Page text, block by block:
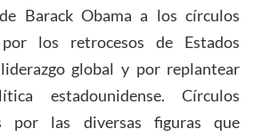
Barack Obama a los círculos
por los retrocesos de Estados
global y por replantear
estadounidense. Círculos
por las diversas figuras que